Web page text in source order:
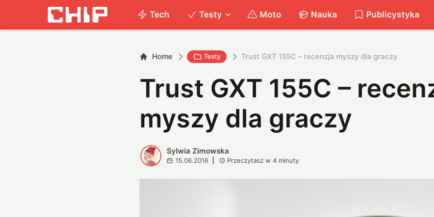
Tech Testy Moto Nauka Publicystyka
Home Testy Trust GXT 155C – recenzja myszy dla graczy
Trust GXT 155C –
myszy dla graczy
S Sylwia Zimowska
15.06.2016 Przeczytasz w4 minuty